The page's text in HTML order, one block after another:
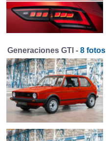
Generaciones GTI - 8 fotos